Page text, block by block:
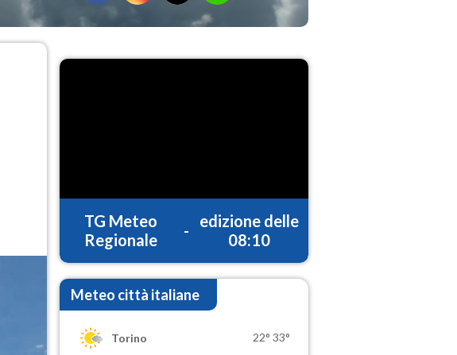
TG Meteo
Regionale
-
edizione delle
08:10
Meteo città italiane
Torino 22° 33°